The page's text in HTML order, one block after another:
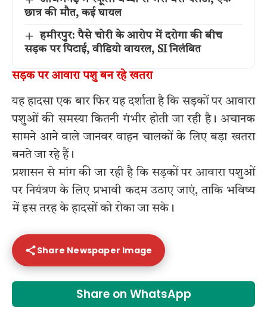
छात्र की मौत, कई घायल
हमीरपुर: पैसे चोरी के आरोप में दरोगा की बीच
सड़क पर पिटाई, वीडियो वायरल, SI निलंबित
सड़क पर आवारा पशु बन रहे खतरा
यह हादसा एक बार फिर यह दर्शाता है कि सड़कों पर आवारा
पशुओं की समस्या कितनी गंभीर होती जा रही है। अचानक
सामने आने वाले जानवर वाहन चालकों के लिए बड़ा खतरा
बनते जा रहे हैं।
प्रशासन से मांग की जा रही है कि सड़कों पर आवारा पशुओं
पर नियंत्रण के लिए प्रभावी कदम उठाए जाएं, ताकि भविष्य
में इस तरह के हादसों को रोका जा सके।
Share Newspaper Image
Share on WhatsApp